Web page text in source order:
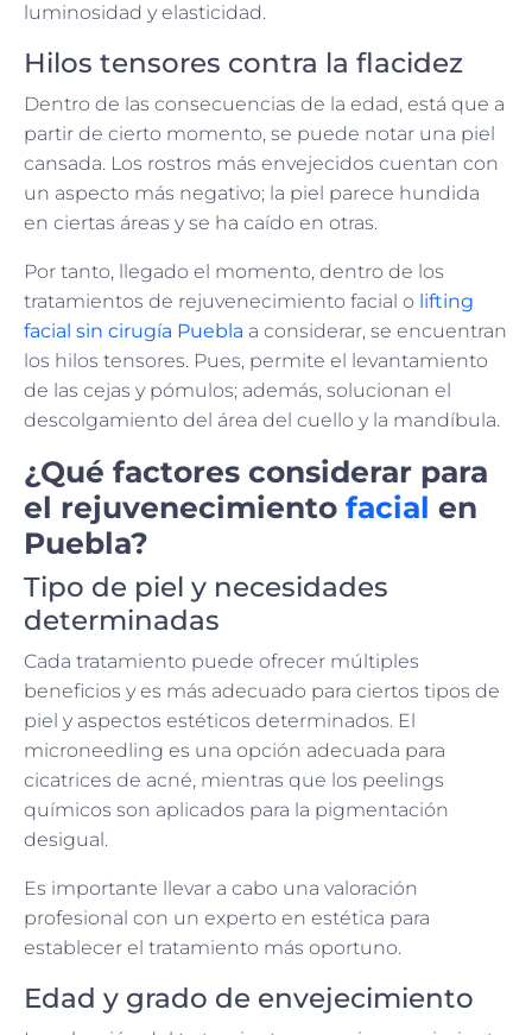
luminosidad y elasticidad.
Hilos tensores contra la flacidez
Dentro de las consecuencias de la edad, está que a
partir de cierto momento, se puede notar una piel
cansada. Los rostros más envejecidos cuentan con
un aspecto más negativo; la piel parece hundida
en ciertas áreas y se ha caído en otras.
Por tanto, llegado el momento, dentro de los
tratamientos de rejuvenecimiento facial o lifting
facial sin cirugía Puebla a considerar, se encuentran
los hilos tensores. Pues, permite el levantamiento
de las cejas y pómulos; además, solucionan el
descolgamiento del área del cuello y la mandíbula.
¿Qué factores considerar para
el rejuvenecimiento facial en
Puebla?
Tipo de piel y necesidades
determinadas
Cada tratamiento puede ofrecer múltiples
beneficios y es más adecuado para ciertos tipos de
piel y aspectos estéticos determinados. El
microneedling es una opción adecuada para
cicatrices de acné, mientras que los peelings
químicos son aplicados para la pigmentación
desigual.
Es importante llevar a cabo una valoración
profesional con un experto en estética para
establecer el tratamiento más oportuno.
Edad y grado de envejecimiento